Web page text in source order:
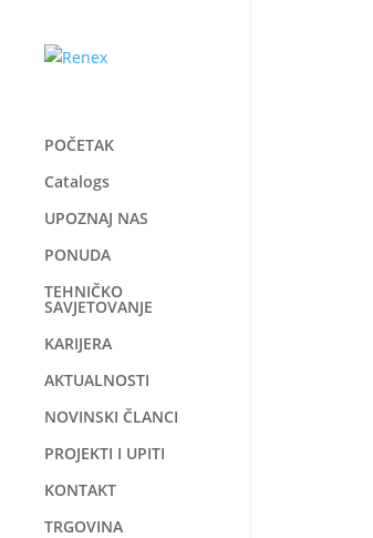
POČETAK
Catalogs
UPOZNAJ NAS
PONUDA
TEHNIČKO
SAVJETOVANJE
KARIJERA
AKTUALNOSTI
NOVINSKI ČLANCI
PROJEKTI I UPITI
KONTAKT
TRGOVINA